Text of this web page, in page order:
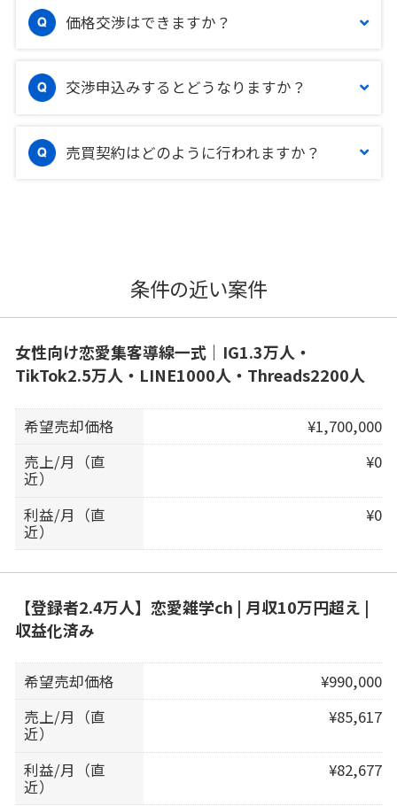
価格交渉はできますか？
交渉申込みするとどうなりますか？
売買契約はどのように行われますか？
条件の近い案件
女性向け恋愛集客導線一式｜IG1.3万人・
TikTok2.5万人・LINE1000人・Threads2200人
希望売却価格
¥1,700,000
売上/月（直
近）
¥0
利益/月（直
近）
¥0
【登録者2.4万人】恋愛雑学ch | 月収10万円超え |
収益化済み
希望売却価格
¥990,000
売上/月（直
近）
¥85,617
利益/月（直
近）
¥82,677